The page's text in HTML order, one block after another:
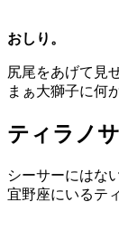
おしり。
尻尾をあげて見
まぁ大獅子に何
ティラノ
シーサーにはな
宜野座にいるテ